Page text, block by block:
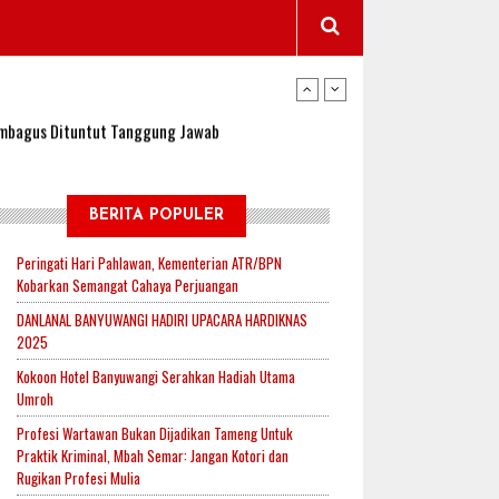
Jadi Lokasi Uji Coba Program NADI JKN
Padi, Proyeksi Hasil Capai 2,4 Ton Gabah
Indonesia.id Perkuat Sinergitas Lewat Ngopi
Mendukung Ketahanan Pangan Nasional
Jadi Lokasi Uji Coba Program NADI JKN
BERITA POPULER
Peringati Hari Pahlawan, Kementerian ATR/BPN
Kobarkan Semangat Cahaya Perjuangan
DANLANAL BANYUWANGI HADIRI UPACARA HARDIKNAS
2025
Kokoon Hotel Banyuwangi Serahkan Hadiah Utama
Umroh
Profesi Wartawan Bukan Dijadikan Tameng Untuk
Praktik Kriminal, Mbah Semar: Jangan Kotori dan
Rugikan Profesi Mulia